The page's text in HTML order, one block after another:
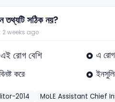
তথ্যটি সঠিক নয়?
2 weeks ago
এই রোগ বেশি
এ
করে
2014 MoLE Assistant Chief